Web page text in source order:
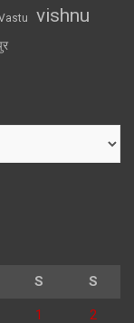
vishnu
S S
1 2